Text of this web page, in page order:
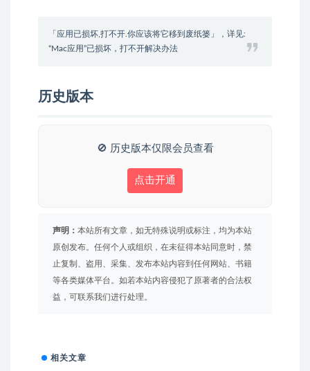
「应用已损坏,打不开.你应该将它移到废纸篓」，详见:
“Mac应用”已损坏，打不开解决办法
历史版本
🚫 历史版本仅限会员查看
点击开通
声明： 本站所有文章，如无特殊说明或标注，均为本站
原创发布。任何个人或组织，在未征得本站同意时，禁
止复制、盗用、采集、发布本站内容到任何网站、书籍
等各类媒体平台。如若本站内容侵犯了原著者的合法权
益，可联系我们进行处理。
相关文章